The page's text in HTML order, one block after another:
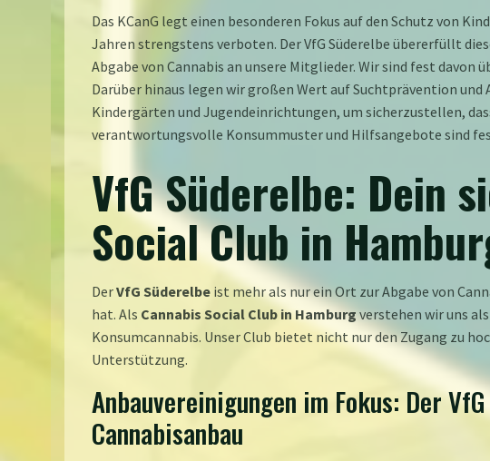
Das KCanG legt einen besonderen Fokus auf den Schutz von
Jahren strengstens verboten. Der VfG Süderelbe übererfüllt
Abgabe von Cannabis an unsere Mitglieder. Wir sind fest
Darüber hinaus legen wir großen Wert auf Suchtprävention
Kindergärten und Jugendeinrichtungen, um sicherzustellen,
verantwortungsvolle Konsummuster und Hilfsangebote sind
VfG Süderelbe: Dein
Social Club in
DerVfG Süderelbe ist mehr als nur ein Ort zur Abgabe von
hat. Als Cannabis Social Club in Hamburgverstehen wir uns
Konsumcannabis. Unser Club bietet nicht nur den Zugang zu
Unterstützung.
Anbauvereinigungen im Fokus: Der
Cannabisanbau